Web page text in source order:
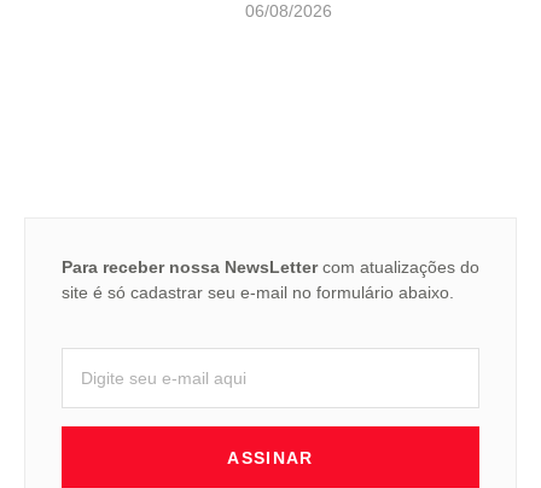
06/08/2026
Para receber nossa NewsLettercom atualizações do
site é só cadastrar seu e-mail no formulário abaixo.
ASSINAR